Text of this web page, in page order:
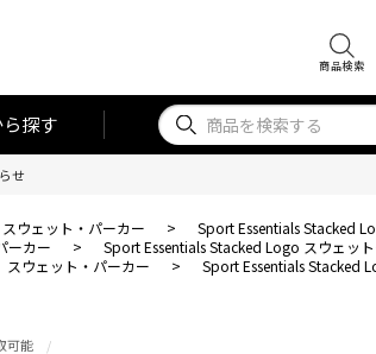
商品検索
探す
せ
スウェット・パーカー >
Sport Essentials Stacked
ーカー >
Sport Essentials Stacked Logo スウェッ
スウェット・パーカー > Sport Essentials Stacked
可能